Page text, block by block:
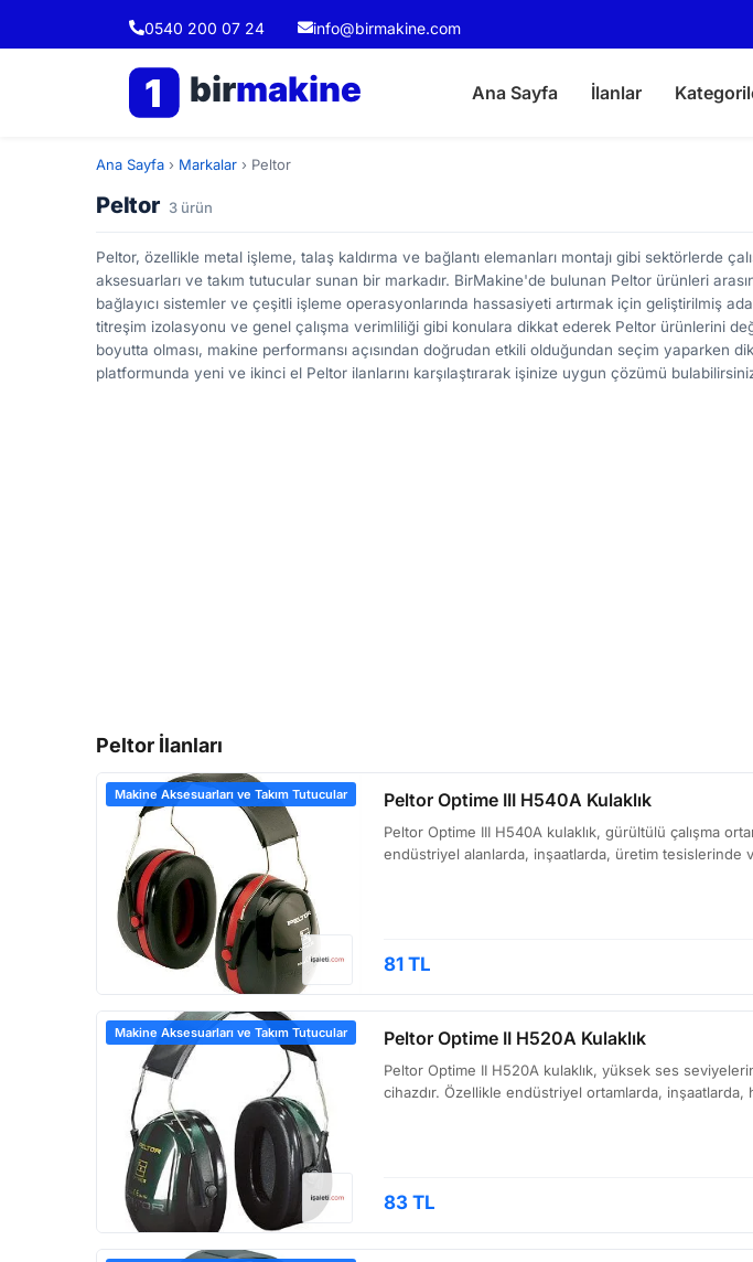
0540 200 07 24 info@birmakine.com
1 birmakine Ana Sayfa İlanlar
Ana Sayfa › Markalar › Peltor
Peltor 3 ürün
Peltor, özellikle metal işleme, talaş kaldırma ve bağlantı elemanları montajı gibi sektörlerde
aksesuarları ve takım tutucular sunan bir markadır. BirMakine'de bulunan Peltor ürünleri
bağlayıcı sistemler ve çeşitli işleme operasyonlarında hassasiyeti artırmak için geliştirilmiş
titreşim izolasyonu ve genel çalışma verimliliği gibi konulara dikkat ederek Peltor ürünlerini
boyutta olması, makine performansı açısından doğrudan etkili olduğundan seçim yaparken
platformunda yeni ve ikinci el Peltor ilanlarını karşılaştırarak işinize uygun çözümü
Peltor İlanları
Makine Aksesuarları ve Takım Tutucular Peltor Optime III H540A Kulaklık
Peltor Optime III H540A kulaklık, gürültülü çalışma
endüstriyel alanlarda, inşaatlarda, üretim tesislerinde
81 TL
Makine Aksesuarları ve Takım Tutucular Peltor Optime II H520A Kulaklık
Peltor Optime II H520A kulaklık, yüksek ses
cihazdır. Özellikle endüstriyel ortamlarda, inşaatlarda,
83 TL